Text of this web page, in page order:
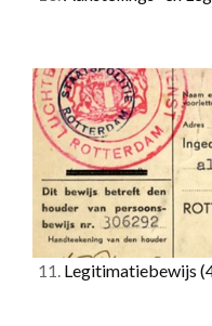
11. Legitimatiebewijs